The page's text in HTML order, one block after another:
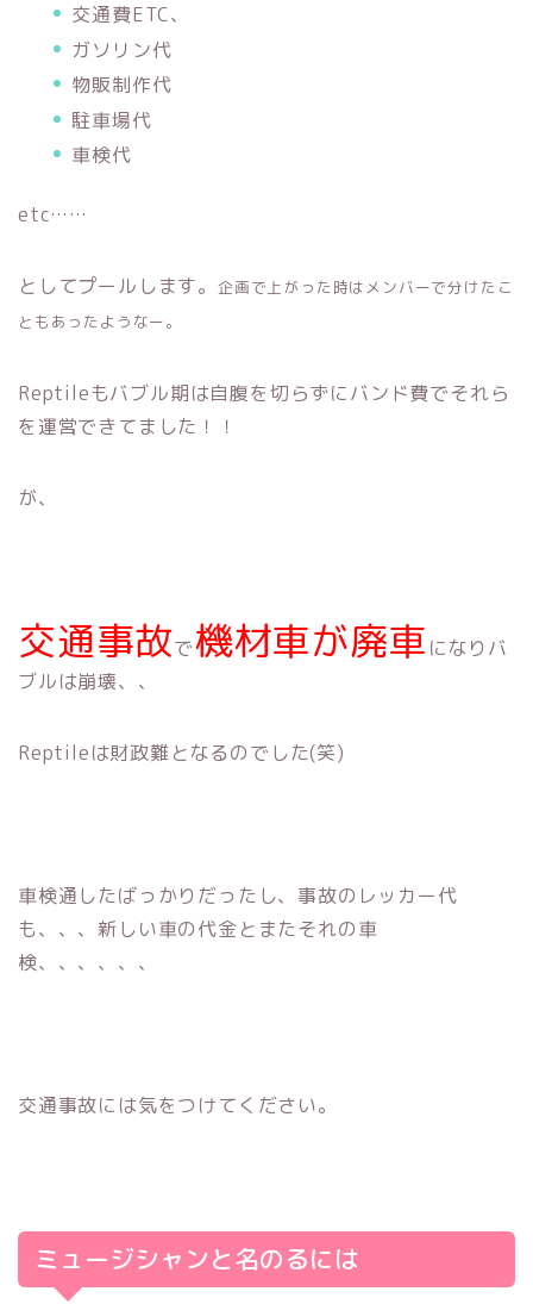
交通費ETC、
ガソリン代
物販制作代
駐車場代
車検代
etc……
としてプールします。
企画で上がった時はメンバーで分けたこ
ともあったようなー。
Reptileもバブル期は自腹を切らずにバンド費でそれら
を運営できてました！！
が、
交通事故で機材車が廃車 になりバ
ブルは崩壊、、
Reptileは財政難となるのでした(笑)
車検通したばっかりだったし、事故のレッカー代
も、、、新しい車の代金とまたそれの車
検、、、、、、
交通事故には気をつけてください。
ミュージシャンと名のるには